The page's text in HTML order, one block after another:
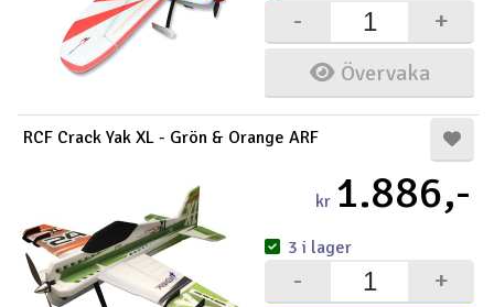
Övervaka
+
-
RCF Crack Yak XL - Grön & Orange ARF
kr 1.886,-
+
-
3 i lager